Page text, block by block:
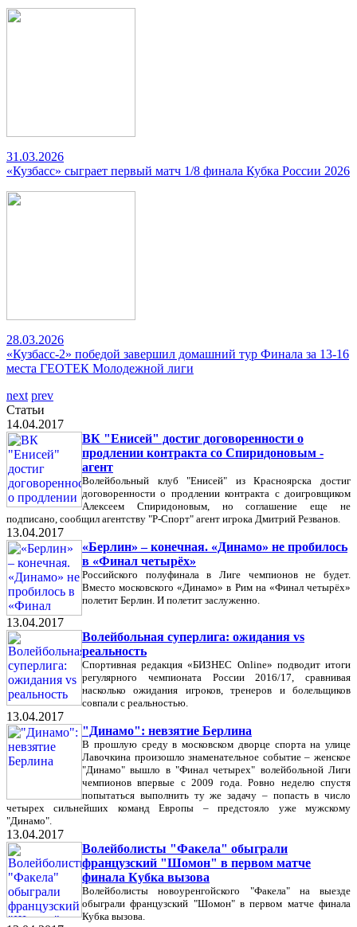
31.03.2026
«Кузбасс» сыграет первый матч 1/8 финала Кубка России 2026
28.03.2026
«Кузбасс-2» победой завершил домашний тур Финала за 13-16
места ГЕОТЕК Молодежной лиги
next prev
Статьи
14.04.2017
ВК "Енисей" достиг договоренности о
продлении контракта со Спиридоновым -
агент
Волейбольный клуб "Енисей" из Красноярска достиг
договоренности о продлении контракта с доигровщиком
Алексеем Спиридоновым, но соглашение еще не
подписано, сообщил агентству "Р-Спорт" агент игрока Дмитрий Резванов.
13.04.2017
«Берлин» – конечная. «Динамо» не пробилось
в «Финал четырёх»
Российского полуфинала в Лиге чемпионов не будет.
Вместо московского «Динамо» в Рим на «Финал четырёх»
полетит Берлин. И полетит заслуженно.
13.04.2017
Волейбольная суперлига: ожидания vs
реальность
Спортивная редакция «БИЗНЕС Online» подводит итоги
регулярного чемпионата России 2016/17, сравнивая
насколько ожидания игроков, тренеров и болельщиков
совпали с реальностью.
13.04.2017
"Динамо": невзятие Берлина
В прошлую среду в московском дворце спорта на улице
Лавочкина произошло знаменательное событие – женское
"Динамо" вышло в "Финал четырех" волейбольной Лиги
чемпионов впервые с 2009 года. Ровно неделю спустя
попытаться выполнить ту же задачу – попасть в число
четырех сильнейших команд Европы – предстояло уже мужскому
"Динамо".
13.04.2017
Волейболисты "Факела" обыграли
французский "Шомон" в первом матче
финала Кубка вызова
Волейболисты новоуренгойского "Факела" на выезде
обыграли французский "Шомон" в первом матче финала
Кубка вызова.